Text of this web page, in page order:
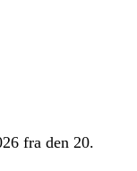
fra den 20.